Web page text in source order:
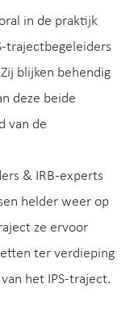
in de praktijk
trajectbegeleiders
blijken behendig
deze beide
van de
& IRB-experts
helder weer op
ze ervoor
ter verdieping
het IPS-traject.